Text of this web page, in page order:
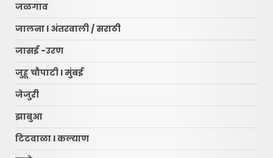
जळगाव
जालना l अंतरवाली / सराठी
जासई -उरण
जुहू चौपाटी l मुंबई
जेजुरी
झाबुआ
टिटवाळा l कल्याण